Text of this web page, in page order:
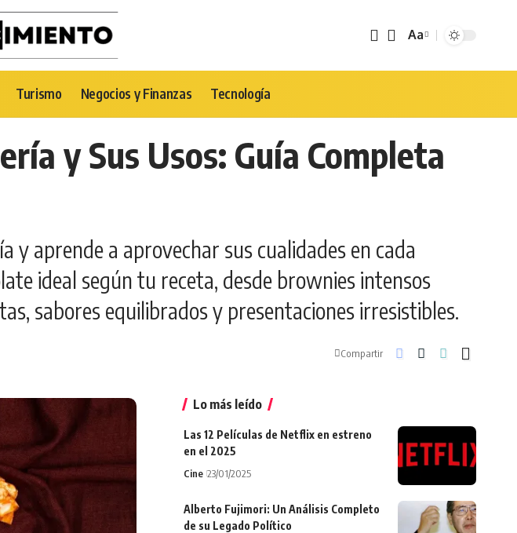
Tamaño
Aa
Turismo Negocios y Finanzas Tecnología
y Sus Usos: Guía Completa
y aprende a aprovechar sus cualidades en cada
ideal según tu receta, desde brownies intensos
sabores equilibrados y presentaciones irresistibles.
Compartir
Lo más leído
Las 12 Películas de Netflix en estreno
en el 2025
Cine 23/01/2025
Alberto Fujimori: Un Análisis Completo
de su Legado Político